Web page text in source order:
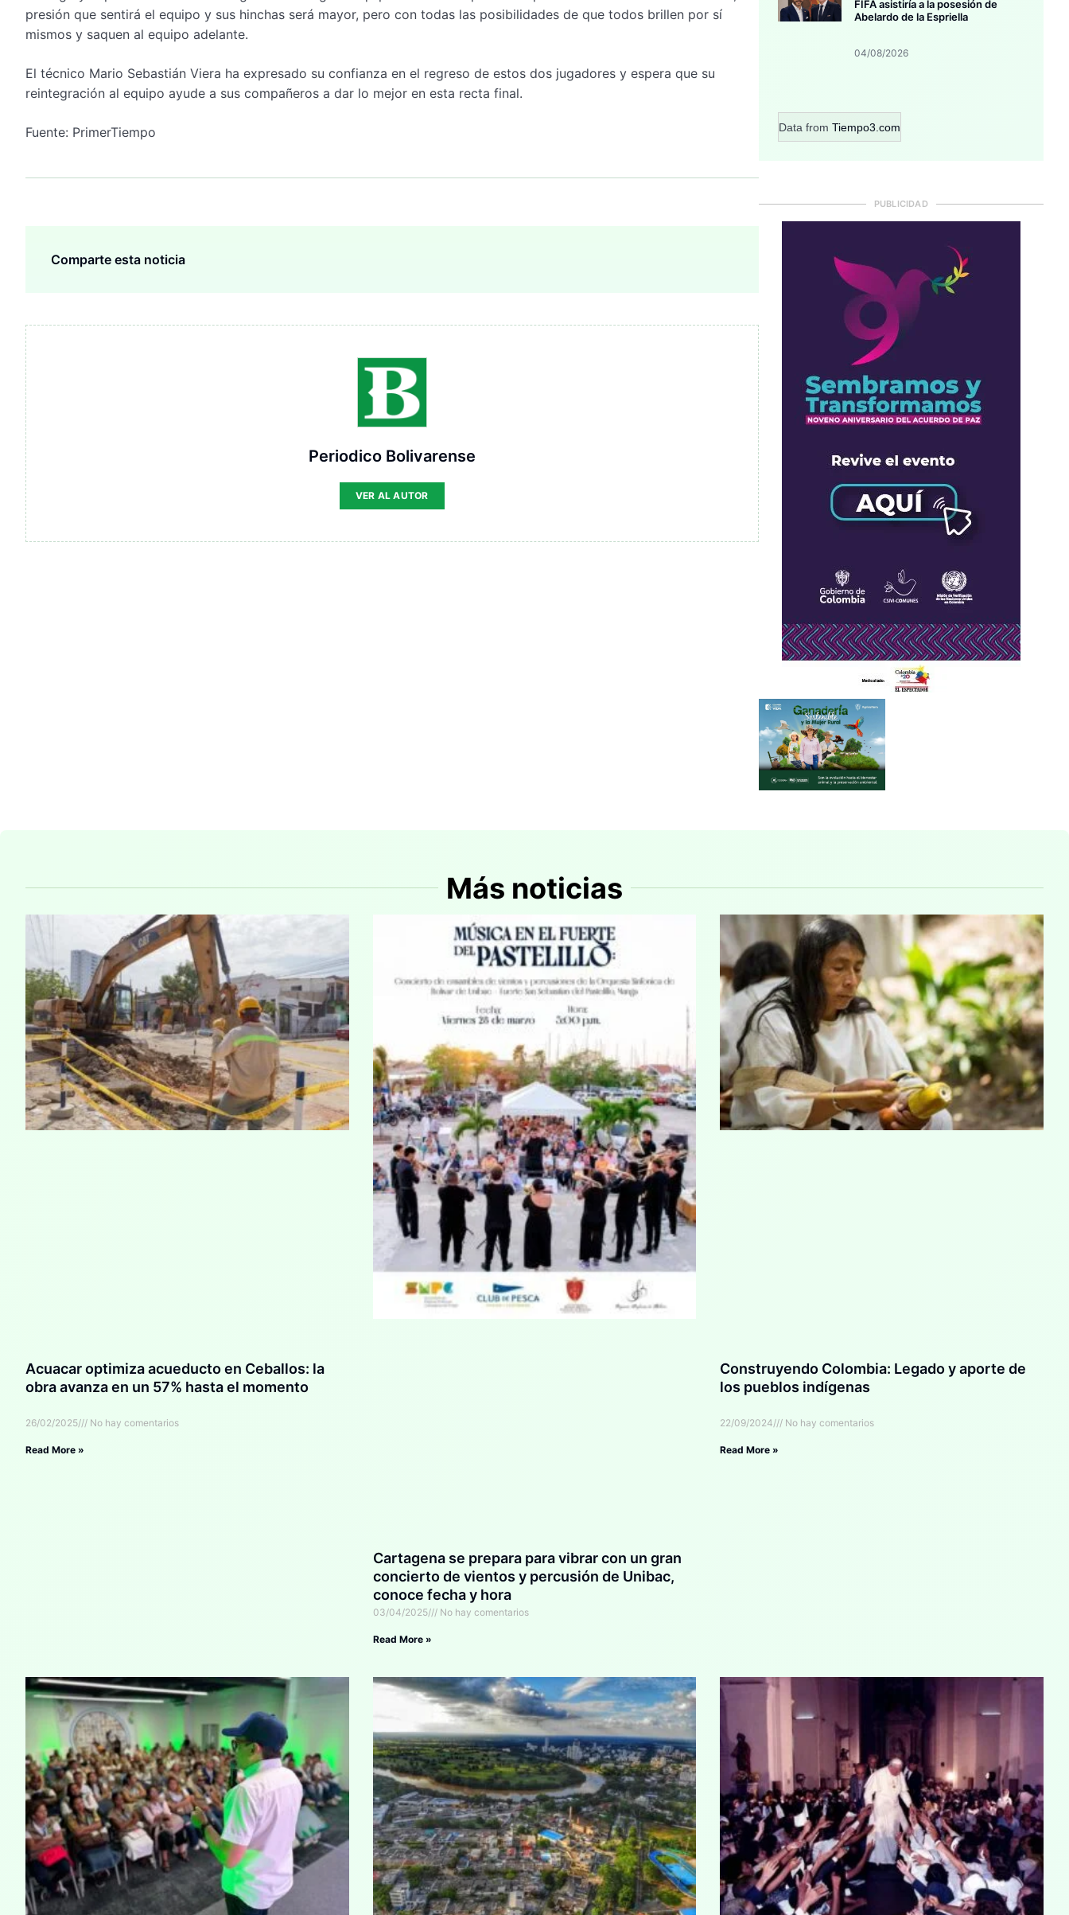
presión que sentirá el equipo y sus hinchas será mayor, pero con todas las posibilidades de que todos brillen por sí
mismos y saquen al equipo adelante.
El técnico Mario Sebastián Viera ha expresado su confianza en el regreso de estos dos jugadores y espera que su
reintegración al equipo ayude a sus compañeros a dar lo mejor en esta recta final.
Fuente: PrimerTiempo
Comparte esta noticia
Periodico Bolivarense
VER AL AUTOR
FIFA asistiría a la posesión de
Abelardo de la Espriella
04/08/2026
Data from Tiempo3.com
PUBLICIDAD
Más noticias
Acuacar optimiza acueducto en Ceballos: la
obra avanza en un 57% hasta el momento
26/02/2025 No hay comentarios
Read More »
Cartagena se prepara para vibrar con un gran
concierto de vientos y percusión de Unibac,
conoce fecha y hora
03/04/2025 No hay comentarios
Read More »
Construyendo Colombia: Legado y aporte de
los pueblos indígenas
22/09/2024 No hay comentarios
Read More »